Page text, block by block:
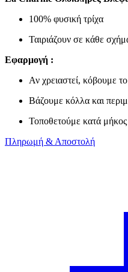
100% φυσική τρίχα
Ταιριάζουν σε κάθε
Εφαρμογή :
Αν χρειαστεί, κόβουμε το
Βάζουμε κόλλα και
Τοποθετούμε κατά
Πληρωμή & Αποστολή